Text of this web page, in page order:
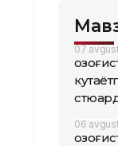
07
06